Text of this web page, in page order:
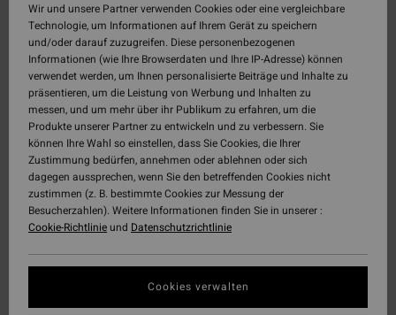
Wir und unsere Partner verwenden Cookies oder eine vergleichbare
Technologie, um Informationen auf Ihrem Gerät zu speichern
und/oder darauf zuzugreifen. Diese personenbezogenen
Informationen (wie Ihre Browserdaten und Ihre IP-Adresse) können
verwendet werden, um Ihnen personalisierte Beiträge und Inhalte zu
präsentieren, um die Leistung von Werbung und Inhalten zu
messen, und um mehr über ihr Publikum zu erfahren, um die
Produkte unserer Partner zu entwickeln und zu verbessern. Sie
können Ihre Wahl so einstellen, dass Sie Cookies, die Ihrer
Zustimmung bedürfen, annehmen oder ablehnen oder sich
dagegen aussprechen, wenn Sie den betreffenden Cookies nicht
zustimmen (z. B. bestimmte Cookies zur Messung der
Besucherzahlen). Weitere Informationen finden Sie in unserer :
Cookie-Richtlinieund Datenschutzrichtlinie
Cookies verwalten